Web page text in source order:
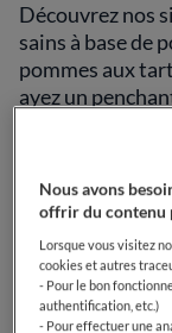
Découvrez nos
sains à base de
pommes aux
ayez un
retrouviez avec
vous cherchiez
préparer, ces
la santé sont
dessert, en
Nous avons
offrir du contenu
Lorsque vous visitez
cookies et autres
- Pour le bon
authentification, etc.)
- Pour effectuer une